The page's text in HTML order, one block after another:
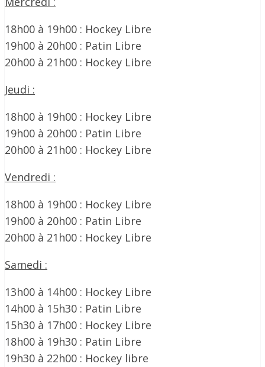
18h00 à 19h00 : Hockey Libre
19h00 à 20h00 : Patin Libre
20h00 à 21h00 : Hockey Libre
Jeudi :
18h00 à 19h00 : Hockey Libre
19h00 à 20h00 : Patin Libre
20h00 à 21h00 : Hockey Libre
Vendredi :
18h00 à 19h00 : Hockey Libre
19h00 à 20h00 : Patin Libre
20h00 à 21h00 : Hockey Libre
Samedi :
13h00 à 14h00 : Hockey Libre
14h00 à 15h30 : Patin Libre
15h30 à 17h00 : Hockey Libre
18h00 à 19h30 : Patin Libre
19h30 à 22h00 : Hockey libre